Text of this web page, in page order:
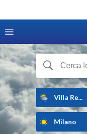
Villa Re...
Milano